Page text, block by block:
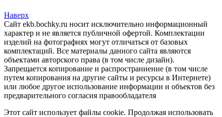
Наверх
Сайт ekb.bochky.ru носит исключительно информационный
характер и не является публичной офертой. Комплектации
изделий на фотографиях могут отличаться от базовых
комплектаций. Все материалы данного сайта являются
объектами авторского права (в том числе дизайн).
Запрещается копирование и распространиение (в том числе
путем копирования на другие сайты и ресурсы в Интернете)
или любое другое использование информации и объектов без
предварительного согласия правообладателя
Этот сайт использует файлы cookie. Продолжая использовать